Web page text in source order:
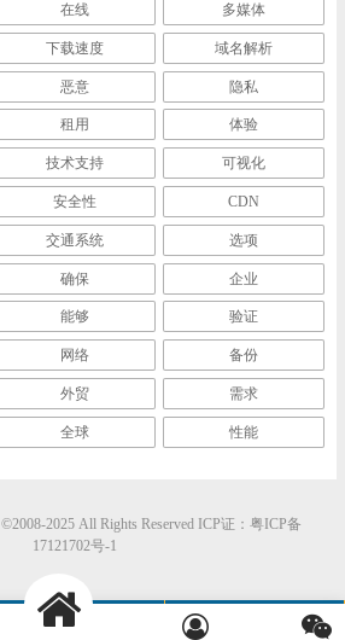
在线 多媒体
下载速度 域名解析
恶意 隐私
租用 体验
技术支持 可视化
安全性 CDN
交通系统 选项
确保 企业
能够 验证
网络 备份
外贸 需求
全球 性能
©2008-2025 All Rights Reserved ICP证： 粤ICP备
17121702号-1